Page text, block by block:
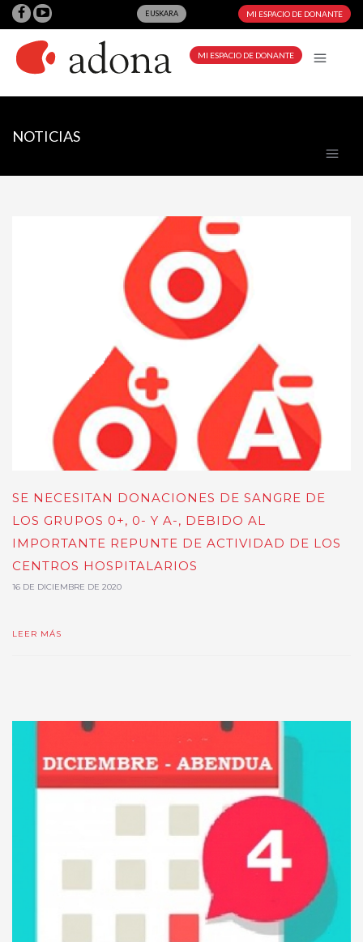
EUSKARA MI ESPACIO DE DONANTE
MI ESPACIO DE DONANTE
NOTICIAS
SE NECESITAN DONACIONES DE SANGRE DE
LOS GRUPOS 0+, 0- Y A-, DEBIDO AL
IMPORTANTE REPUNTE DE ACTIVIDAD DE LOS
CENTROS HOSPITALARIOS
16 DE DICIEMBRE DE 2020
LEER MÁS